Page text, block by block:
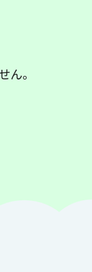
ん。